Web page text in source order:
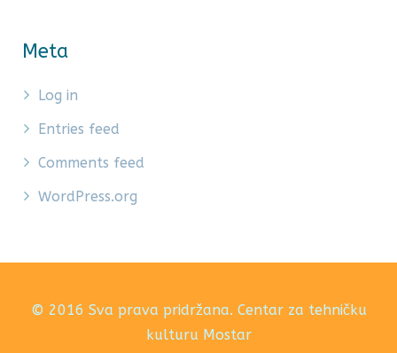
Meta
Log in
Entries feed
Comments feed
WordPress.org
© 2016 Sva prava pridržana. Centar za tehničku
kulturu Mostar